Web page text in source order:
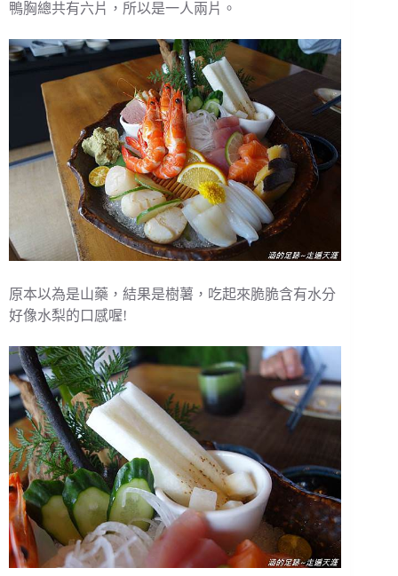
鴨胸總共有六片，所以是一人兩片。
原本以為是山藥，結果是樹薯，吃起來脆脆含有水分
好像水梨的口感喔!